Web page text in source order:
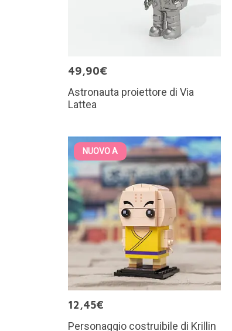
49,90€
Astronauta proiettore di Via
Lattea
NUOVO A
12,45€
Personaggio costruibile di Krillin